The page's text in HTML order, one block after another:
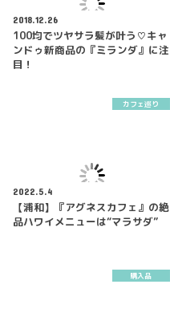
2018.12.26
100均でツヤサラ髪が叶う♡キャ
ンドゥ新商品の『ミランダ』に注
目！
カフェ巡り
2022.5.4
【浦和】『アグネスカフェ』の絶
品ハワイメニューは“マラサダ”
購入品